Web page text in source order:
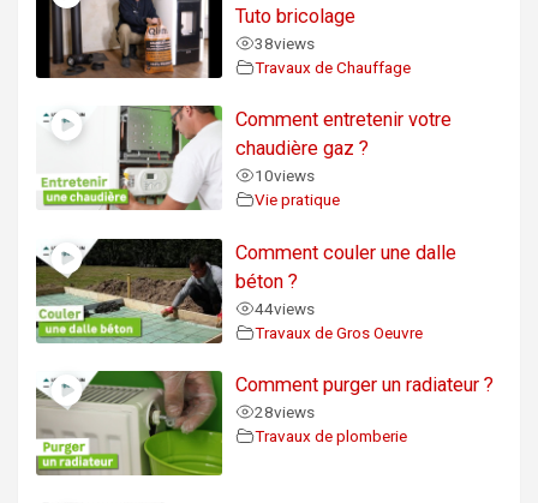
Tuto bricolage
38views
Travaux de Chauffage
Comment entretenir votre
chaudière gaz ?
10views
Vie pratique
Comment couler une dalle
béton ?
44views
Travaux de Gros Oeuvre
Comment purger un radiateur ?
28views
Travaux de plomberie